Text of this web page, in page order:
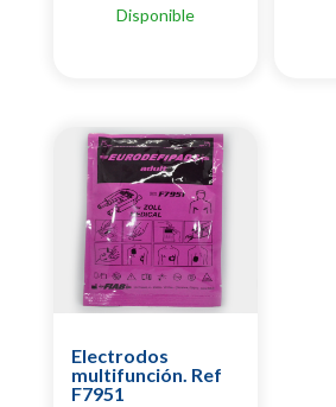
Disponible
Electrodos
multifunción. Ref
F7951